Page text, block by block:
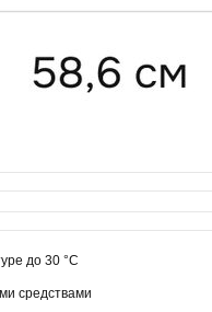
до 30 °C
средствами